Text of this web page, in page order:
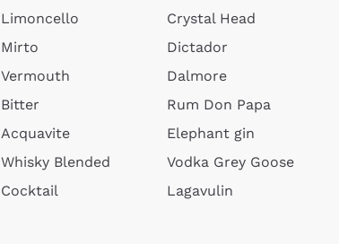
Limoncello
Mirto
Vermouth
Bitter
Acquavite
Whisky Blended
Cocktail
Crystal Head
Dictador
Dalmore
Rum Don Papa
Elephant gin
Vodka Grey Goose
Lagavulin